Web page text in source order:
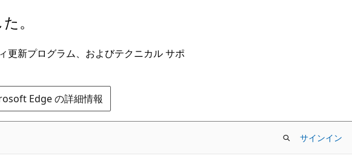
。
新プログラム、およびテクニカル サポ
Edge の詳細情報
サインイン